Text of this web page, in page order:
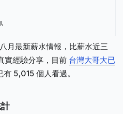
月最新薪水情報，比薪水近三
實經驗分享，目前 台灣大哥大已
有 5,015 個人看過。